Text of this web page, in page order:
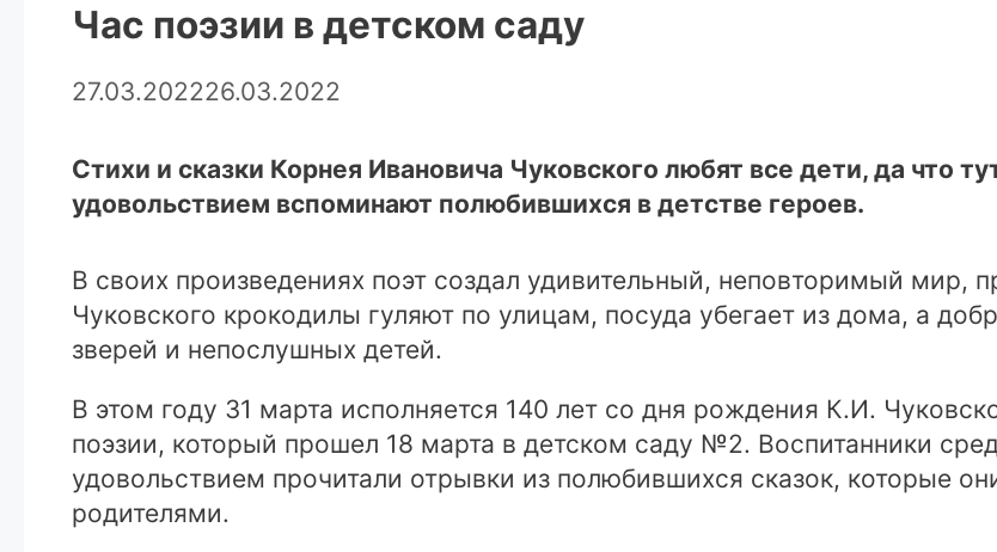
Час поэзии в детском саду
27.03.202226.03.2022
Стихи и сказки Корнея Ивановича Чуковского любят все дети, да что
удовольствием вспоминают полюбившихся в детстве героев.
В своих произведениях поэт создал удивительный, неповторимый мир,
Чуковского крокодилы гуляют по улицам, посуда убегает из дома, а
зверей и непослушных детей.
В этом году 31 марта исполняется 140 лет со дня рождения К.И.
поэзии, который прошел 18 марта в детском саду №2. Воспитанники
удовольствием прочитали отрывки из полюбившихся сказок, которые
родителями.